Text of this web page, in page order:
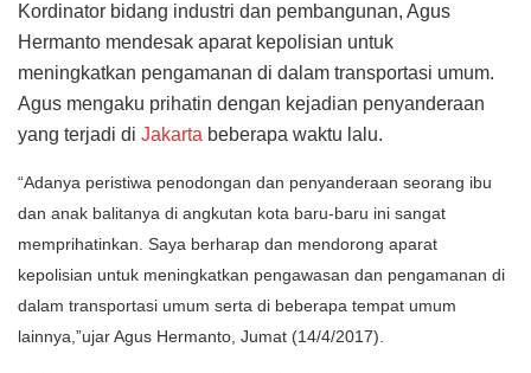
Kordinator bidang industri dan pembangunan, Agus
Hermanto mendesak aparat kepolisian untuk
meningkatkan pengamanan di dalam transportasi umum.
Agus mengaku prihatin dengan kejadian penyanderaan
yang terjadi di Jakarta beberapa waktu lalu.
“Adanya peristiwa penodongan dan penyanderaan seorang ibu
dan anak balitanya di angkutan kota baru-baru ini sangat
memprihatinkan. Saya berharap dan mendorong aparat
kepolisian untuk meningkatkan pengawasan dan pengamanan di
dalam transportasi umum serta di beberapa tempat umum
lainnya,”ujar Agus Hermanto, Jumat (14/4/2017).